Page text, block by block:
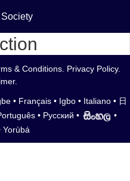
& Conditions Privacy Policy.
.
• Français• Igbo• Italiano• 日
• Русский •
•
Yorùbá